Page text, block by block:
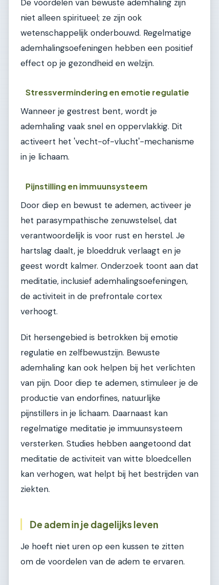
De voordelen van bewuste ademhaling zijn
niet alleen spiritueel; ze zijn ook
wetenschappelijk onderbouwd. Regelmatige
ademhalingsoefeningen hebben een positief
effect op je gezondheid en welzijn.
Stressvermindering en emotie regulatie
Wanneer je gestrest bent, wordt je
ademhaling vaak snel en oppervlakkig. Dit
activeert het 'vecht-of-vlucht'-mechanisme
in je lichaam.
Pijnstilling en immuunsysteem
Door diep en bewust te ademen, activeer je
het parasympathische zenuwstelsel, dat
verantwoordelijk is voor rust en herstel. Je
hartslag daalt, je bloeddruk verlaagt en je
geest wordt kalmer. Onderzoek toont aan dat
meditatie, inclusief ademhalingsoefeningen,
de activiteit in de prefrontale cortex
verhoogt.
Dit hersengebied is betrokken bij emotie
regulatie en zelfbewustzijn. Bewuste
ademhaling kan ook helpen bij het verlichten
van pijn. Door diep te ademen, stimuleer je de
productie van endorfines, natuurlijke
pijnstillers in je lichaam. Daarnaast kan
regelmatige meditatie je immuunsysteem
versterken. Studies hebben aangetoond dat
meditatie de activiteit van witte bloedcellen
kan verhogen, wat helpt bij het bestrijden van
ziekten.
De adem in je dagelijks leven
Je hoeft niet uren op een kussen te zitten
om de voordelen van de adem te ervaren.